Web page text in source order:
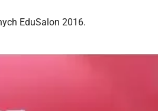
EduSalon 2016.